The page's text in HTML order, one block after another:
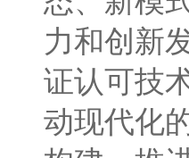
力和创新
证认可技
动现代化